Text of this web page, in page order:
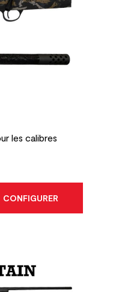
les calibres
CONFIGURER